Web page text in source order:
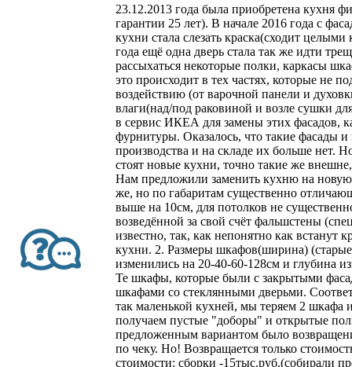
23.12.2013 года была приобретена кухня
гарантии 25 лет). В начале 2016 года с
кухни стала слезать краска(сходит
года ещё одна дверь стала так же идти
рассыхаться некоторые полки, каркасы
это происходит в тех частях, которые не
воздействию (от варочной панели и
влаги(над/под раковиной и возле сушки
в сервис ИКЕА для замены этих фасадов,
фурнитуры. Оказалось, что такие фасады и
производства и на складе их больше нет.
стоят новые кухни, точно такие же
Нам предложили заменить кухню на
же, но по габаритам существенно
выше на 10см, для потолков не
возведённой за свой счёт фальшстены
известно, так, как непонятно как встанут
кухни. 2. Размеры шкафов(ширина)
изменились на 20-40-60-128см и глубина
Те шкафы, которые были с закрытыми
шкафами со стеклянными дверьми.
так маленькой кухней, мы теряем 2 шкафа
получаем пустые "доборы" и открытые
предложенным вариантом было
по чеку. Но! Возвращается только
стоимости: сборки -15тыс.руб.(собирали